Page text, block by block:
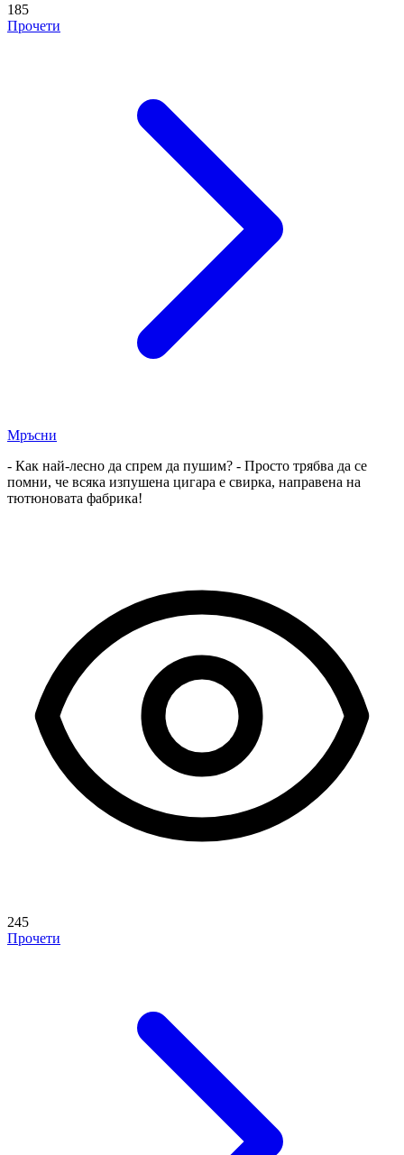
185
Прочети
Мръсни
- Как най-лесно да спрем да пушим? - Просто трябва да се
помни, че всяка изпушена цигара е свирка, направена на
тютюновата фабрика!
245
Прочети